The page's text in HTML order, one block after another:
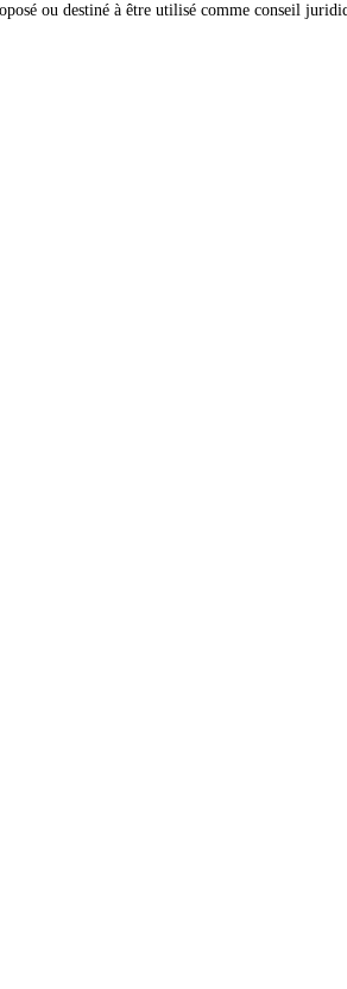
ou destiné à être utilisé comme conseil